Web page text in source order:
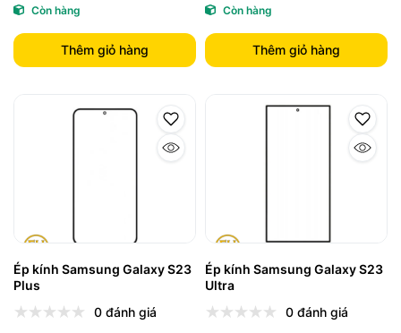
Còn hàng
Thêm giỏ hàng
Còn hàng
Thêm giỏ hàng
Ép kính Samsung Galaxy S23
Plus
0 đánh giá
Ép kính Samsung Galaxy S23
Ultra
0 đánh giá